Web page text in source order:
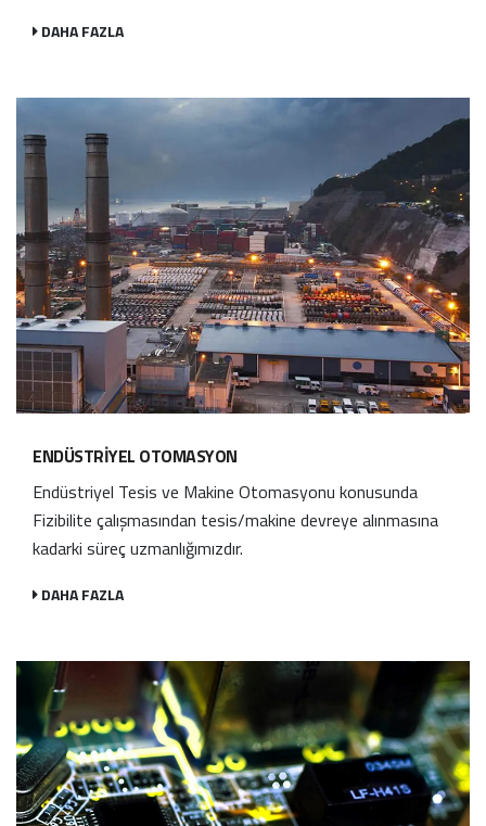
DAHA FAZLA
ENDÜSTRIYEL OTOMASYON
Endüstriyel Tesis ve Makine Otomasyonu konusunda
Fizibilite çalışmasından tesis/makine devreye alınmasına
kadarki süreç uzmanlığımızdır.
DAHA FAZLA